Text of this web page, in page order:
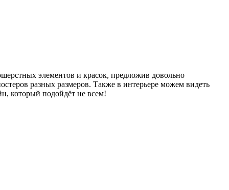
элементов и красок, предложив довольно
разных размеров. Также в интерьере можем видеть
который подойдёт не всем!